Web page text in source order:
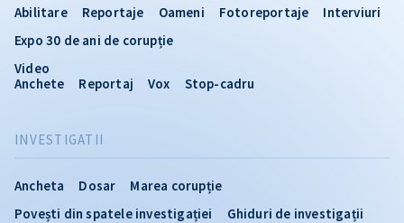
INVESTIGATII
Ancheta Dosar
Marea corupție
Povești din spatele investigației
Ghiduri de investigații
Abilitare Reportaje Oameni Fotoreportaje
Interviuri
Expo 30 de ani de corupție
Video
Anchete
Reportaj Vox Stop-cadru